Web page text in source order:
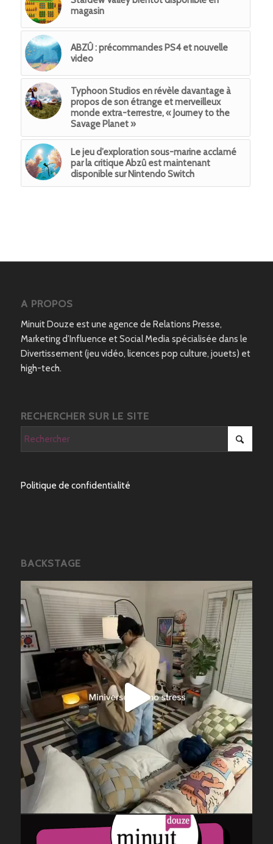
magasin
ABZÛ : précommandes PS4 et nouvelle
video
Typhoon Studios en révèle davantage à
propos de son étrange et merveilleux
monde extra-terrestre, « Journey to the
Savage Planet »
Le jeu d’exploration sous-marine acclamé
par la critique Abzû est maintenant
disponible sur Nintendo Switch
A PROPOS
Minuit Douze est une agence de Relations Presse,
Marketing d’Influence et Social Media spécialisée dans le
Divertissement (jeu vidéo, licences pop culture, jouets) et
high-tech.
RECHERCHER SUR LE SITE
Politique de confidentialité
BACKSTAGE